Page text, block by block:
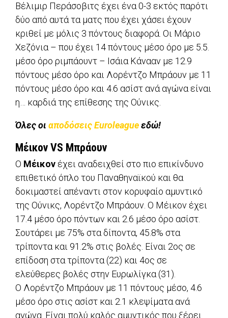
Βέλιμιρ Περάσοβιτς έχει ένα 0-3 εκτός παρότι
δύο από αυτά τα ματς που έχει χάσει έχουν
κριθεί με μόλις 3 πόντους διαφορά. Οι Μάριο
Χεζόνια – που έχει 14 πόντους μέσο όρο με 5.5.
μέσο όρο ριμπάουντ – Ισάια Κάνααν με 12.9
πόντους μέσο όρο και Λορέντζο Μπράουν με 11
πόντους μέσο όρο και 4.6 ασίστ ανά αγώνα είναι
η… καρδιά της επίθεσης της Ούνικς.
Όλες οι αποδόσεις Euroleagueεδώ!
Μέικον VS Μπράουν
Ο Μέικον έχει αναδειχθεί στο πιο επικίνδυνο
επιθετικό όπλο του Παναθηναϊκού και θα
δοκιμαστεί απέναντι στον κορυφαίο αμυντικό
της Ούνικς, Λορέντζο Μπράουν. Ο Μέικον έχει
17.4 μέσο όρο πόντων και 2.6 μέσο όρο ασίστ.
Σουτάρει με 75% στα δίποντα, 45.8% στα
τρίποντα και 91.2% στις βολές. Είναι 2ος σε
επίδοση στα τρίποντα (22) και 4ος σε
ελεύθερες βολές στην Ευρωλίγκα (31).
Ο Λορέντζο Μπράουν με 11 πόντους μέσο, 4.6
μέσο όρο στις ασίστ και 2.1 κλεψίματα ανά
αγώνα. Είναι πολύ καλός αμυντικός που ξέρει